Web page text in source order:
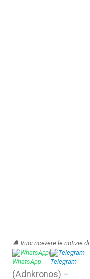
🔔 Vuoi ricevere le notizie di
WhatsApp| Telegram
(Adnkronos) –